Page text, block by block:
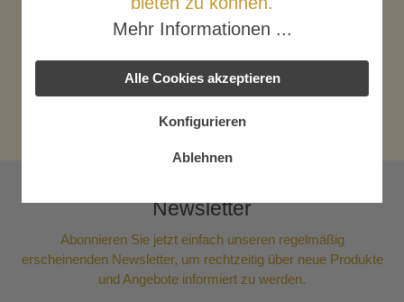
Newsletter
Abonnieren Sie jetzt einfach unseren regelmäßig
erscheinenden Newsletter, um rechtzeitig über neue Produkte
und Angebote informiert zu werden.
Mehr Informationen ...
Alle Cookies akzeptieren
Konfigurieren
Ablehnen